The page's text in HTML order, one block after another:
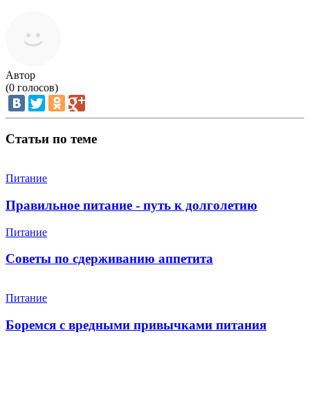
Автор
(0 голосов)
Статьи по теме
Питание
Правильное питание - путь к долголетию
Питание
Советы по сдерживанию аппетита
Питание
Боремся с вредными привычками питания